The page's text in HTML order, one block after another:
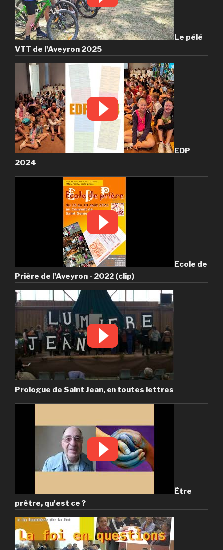
Le pélé
VTT de l'Aveyron 2025
EDP
2024
Ecole de
Prière de l'Aveyron - 2022 (clip)
Prologue de Saint Jean, en toutes lettres
Être
prêtre, qu'est ce ?